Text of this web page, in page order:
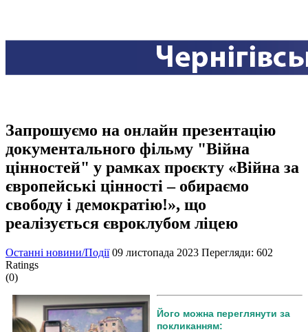
Запрошуємо на онлайн презентацію
документального фільму "Війна
цінностей" у рамках проєкту «Війна за
європейські цінності – обираємо
свободу і демократію!», що
реалізується євроклубом ліцею
Останні новини/Події 09 листопада 2023 Перегляди: 602
Ratings
(0)
Його можна переглянути за
покликанням: